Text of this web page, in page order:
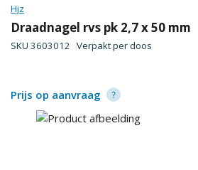
Hjz
Draadnagel rvs pk 2,7 x 50 mm
SKU 3603012 Verpakt perdoos
Prijs op aanvraag